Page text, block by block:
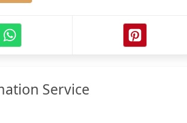
Service